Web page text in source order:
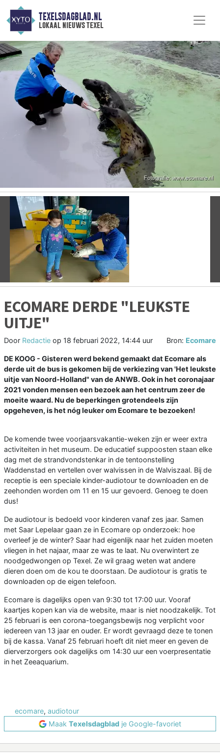
TEXELSDAGBLAD.NL
lokaal nieuws texel
ECOMARE DERDE "LEUKSTE
UITJE"
Door Redactie op 18 februari 2022, 14:44 uur Bron: Ecomare
DE KOOG - Gisteren werd bekend gemaakt dat Ecomare als
derde uit de bus is gekomen bij de verkiezing van 'Het leukste
uitje van Noord-Holland" van de ANWB. Ook in het coronajaar
2021 vonden mensen een bezoek aan het centrum zeer de
moeite waard. Nu de beperkingen grotendeels zijn
opgeheven, is het nóg leuker om Ecomare te bezoeken!
De komende twee voorjaarsvakantie-weken zijn er weer extra
activiteiten in het museum. De educatief suppoosten staan elke
dag met de strandvondstenkar in de tentoonstelling
Waddenstad en vertellen over walvissen in de Walviszaal. Bij de
receptie is een speciale kinder-audiotour te downloaden en de
zeehonden worden om 11 en 15 uur gevoerd. Genoeg te doen
dus!
De audiotour is bedoeld voor kinderen vanaf zes jaar. Samen
met Saar Lepelaar gaan ze in Ecomare op onderzoek: hoe
overleef je de winter? Saar had eigenlijk naar het zuiden moeten
vliegen in het najaar, maar ze was te laat. Nu overwintert ze
noodgedwongen op Texel. Ze wil graag weten wat andere
dieren doen om de kou te doorstaan. De audiotour is gratis te
downloaden op de eigen telefoon.
Ecomare is dagelijks open van 9:30 tot 17:00 uur. Vooraf
kaartjes kopen kan via de website, maar is niet noodzakelijk. Tot
25 februari is een corona-toegangsbewijs nog verplicht voor
iedereen van 13 jaar en ouder. Er wordt gevraagd deze te tonen
bij de kassa. Vanaf 25 februari hoeft dit niet meer en geven de
dierverzorgers ook dagelijks om 14:30 uur een voerpresentatie
in het Zeeaquarium.
ecomare, audiotour
Maak Texelsdagblad je Google-favoriet